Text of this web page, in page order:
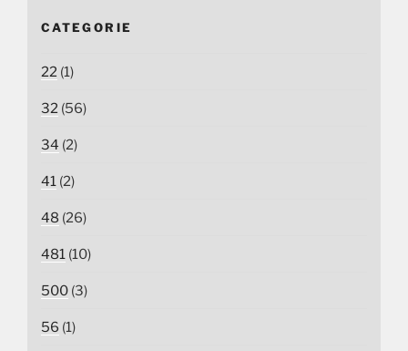
CATEGORIE
22 (1)
32 (56)
34 (2)
41 (2)
48 (26)
481 (10)
500 (3)
56 (1)